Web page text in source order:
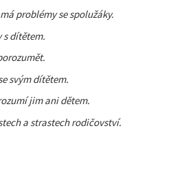
problémy se spolužáky.
s dítětem.
svým dítětem.
jim ani dětem.
a strastech rodičovství.